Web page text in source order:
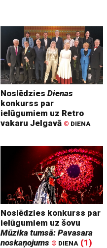
NoslēdziesDienas
konkurss par
ielūgumiem uz Retro
vakaru Jelgavā © DIENA
Noslēdzies konkurss par
ielūgumiem uz šovu
Mūzika tumsā: Pavasara
noskaņojums © DIENA (1)